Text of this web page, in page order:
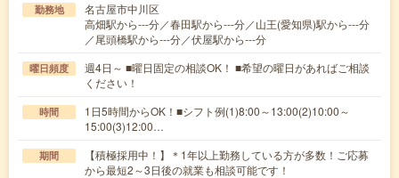
勤務地
名古屋市中川区
高畑駅から---分／春田駅から---分／山王(愛知県)駅から---分
／尾頭橋駅から---分／伏屋駅から---分
曜日頻度
週4日～ ■曜日固定の相談OK！ ■希望の曜日があればご相談
ください！
時間
1日5時間からOK！■シフト例(1)8:00～13:00(2)10:00～
15:00(3)12:00…
期間
【積極採用中！】＊1年以上勤務している方が多数！ご応募
から最短2～3日後の就業も相談可能です！